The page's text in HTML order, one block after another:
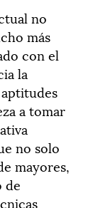
no
más
con el
la
a tomar
no solo
mayores,
de